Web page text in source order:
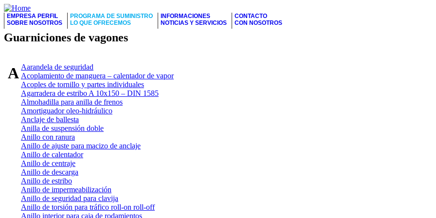
EMPRESA PERFIL
SOBRE NOSOTROS
PROGRAMA DE SUMINISTRO
LO QUE OFRECEMOS
INFORMACIONES
NOTICIAS Y SERVICIOS
CONTACTO
CON NOSOTROS
Guarniciones de vagones
AAarandela de seguridad
Acoplamiento de manguera – calentador de vapor
Acoples de tornillo y partes individuales
Agarradera de estribo A 10x150 – DIN 1585
Almohadilla para anilla de frenos
Amortiguador oleo-hidráulico
Anclaje de ballesta
Anilla de suspensión doble
Anillo con ranura
Anillo de ajuste para macizo de anclaje
Anillo de calentador
Anillo de centraje
Anillo de descarga
Anillo de estribo
Anillo de impermeabilización
Anillo de seguridad para clavija
Anillo de torsión para tráfico roll-on roll-off
Anillo interior para caja de rodamientos